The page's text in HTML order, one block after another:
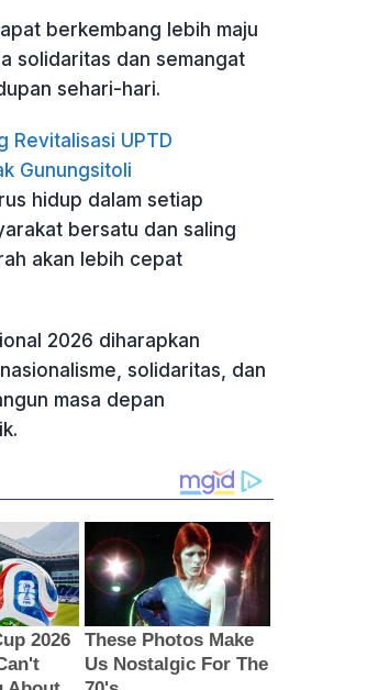
berkembang lebih maju
solidaritas dan semangat
sehari-hari.
Revitalisasi UPTD
Gunungsitoli
hidup dalam setiap
bersatu dan saling
akan lebih cepat
2026 diharapkan
solidaritas, dan
masa depan